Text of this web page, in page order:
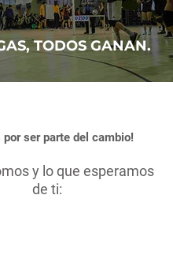
TODOS GANAN.
por ser parte del cambio!
y lo que esperamos
de ti: